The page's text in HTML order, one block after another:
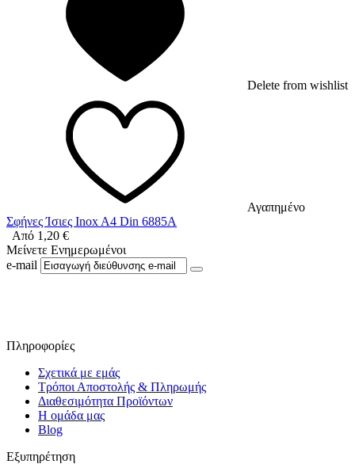
Delete from wishlist
Αγαπημένο
Σφήνες Ίσιες Inox A4 Din 6885A
Από 1,20 €
Μείνετε Ενημερωμένοι
e-mail
Πληροφορίες
Σχετικά με εμάς
Τρόποι Αποστολής & Πληρωμής
Διαθεσιμότητα Προϊόντων
Η ομάδα μας
Blog
Εξυπηρέτηση